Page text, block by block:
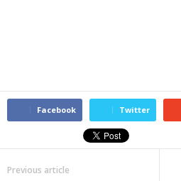
Facebook Twitter
Previous article